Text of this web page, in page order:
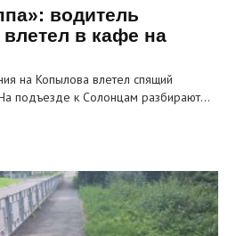
водитель
в кафе на
на Копылова влетел спящий
подъезде к Солонцам разбирают…